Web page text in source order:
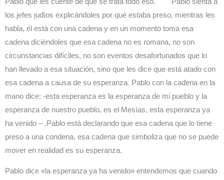
los jefes judíos explicándoles por qué estaba preso, mientras les
habla, él está con una cadena y en un momento toma esa
cadena diciéndoles que esa cadena no es romana, no son
circunstancias difíciles, no son eventos desafortunados que lo
han llevado a esa situación, sino que les dice que está atado con
esa cadena a causa de su esperanza. Pablo con la cadena en la
mano dice: -esta esperanza es la esperanza de mi pueblo y la
esperanza de nuestro pueblo, es el Mesías, esta esperanza ya
ha venido – .Pablo está declarando que esa cadena que lo tiene
preso a una condena, esa cadena que simboliza que no se puede
mover en realidad es su esperanza.
Pablo dice «la esperanza ya ha venido» entendemos que cuando